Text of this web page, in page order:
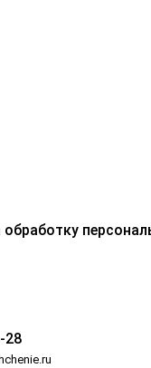
обработку
28